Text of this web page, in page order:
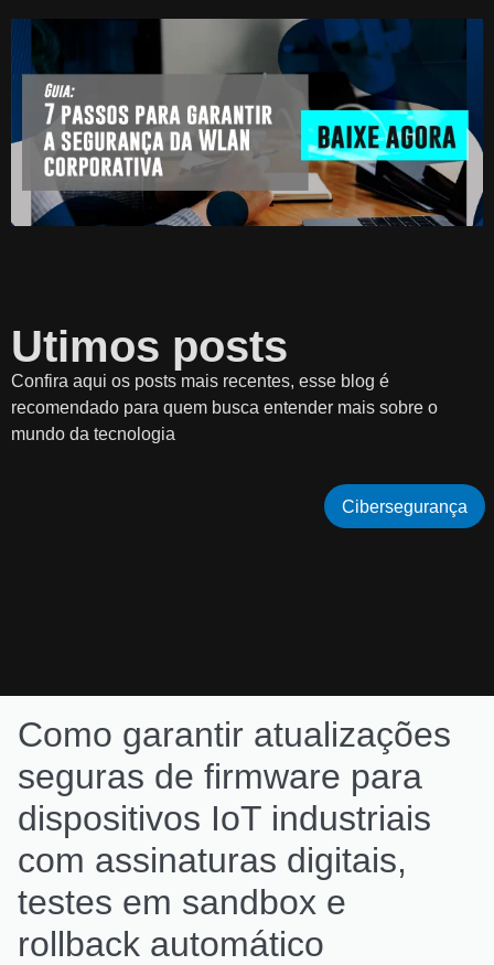
Utimos posts
Confira aqui os posts mais recentes, esse blog é
recomendado para quem busca entender mais sobre o
mundo da tecnologia
Como garantir atualizações
seguras de firmware para
dispositivos IoT industriais
com assinaturas digitais,
testes em sandbox e
rollback automático
Cibersegurança